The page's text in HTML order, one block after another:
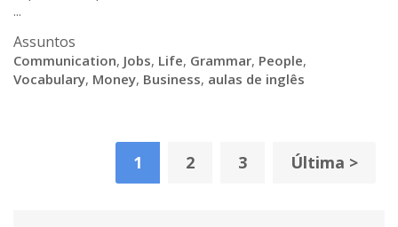
...
Assuntos
Communication, Jobs, Life, Grammar, People,
Vocabulary, Money, Business, aulas de inglês
1 2 3 Última >